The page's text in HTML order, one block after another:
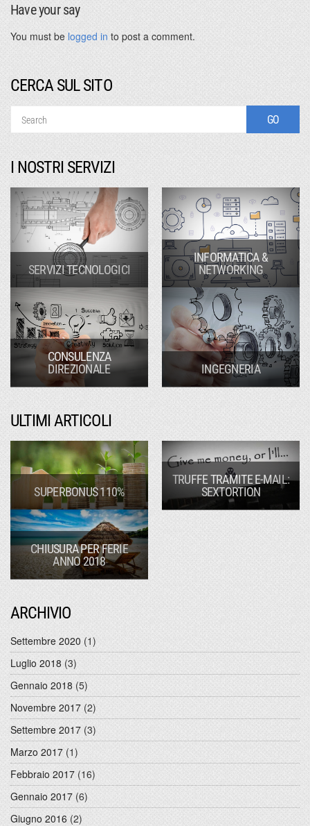
Have your say
You must be logged in to post a comment.
CERCA SUL SITO
I NOSTRI SERVIZI
SERVIZI TECNOLOGICI
INFORMATICA &
NETWORKING
CONSULENZA
DIREZIONALE
INGEGNERIA
ULTIMI ARTICOLI
SUPERBONUS 110%
TRUFFE TRAMITE E-MAIL:
SEXTORTION
CHIUSURA PER FERIE
ANNO 2018
ARCHIVIO
Settembre 2020 (1)
Luglio 2018 (3)
Gennaio 2018 (5)
Novembre 2017 (2)
Settembre 2017 (3)
Marzo 2017 (1)
Febbraio 2017 (16)
Gennaio 2017 (6)
Giugno 2016 (2)